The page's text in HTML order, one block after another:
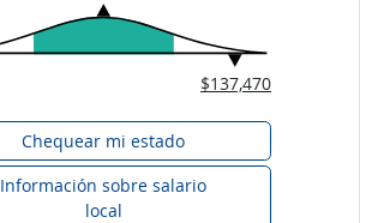
$137,470
Chequear mi estado
Información sobre salario
local